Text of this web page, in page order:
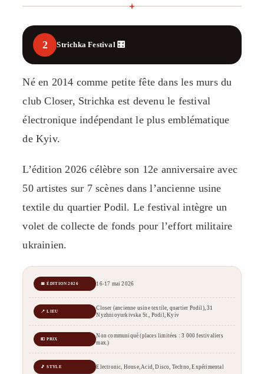
2 Strichka Festival 🎛️
Né en 2014 comme petite fête dans les murs du
club Closer, Strichka est devenu le festival
électronique indépendant le plus emblématique
de Kyiv.
L’édition 2026 célèbre son 12e anniversaire avec
50 artistes sur 7 scènes dans l’ancienne usine
textile du quartier Podil. Le festival intègre un
volet de collecte de fonds pour l’effort militaire
ukrainien.
📅 ÉDITION 2026 16-17 mai 2026
📍 LIEU
Closer (ancienne usine textile, quartier Podil), 31
Nyzhnioyurkivska St., Podil, Kyiv
💶 PRIX
Non communiqué (places limitées : 3 000 festivaliers
max.)
🎵 STYLE Electronic, House, Acid, Disco, Techno, Expérimental